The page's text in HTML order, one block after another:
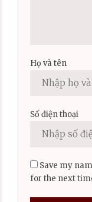
Họ và tên
Số điện thoại
Save my
for the next